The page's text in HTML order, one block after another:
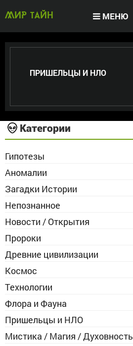
МИР тайн МЕНЮ
ПРИШЕЛЬЦЫ И НЛО
Категории
Гипотезы
Аномалии
Загадки Истории
Непознанное
Новости / Открытия
Пророки
Древние цивилизации
Космос
Технологии
Флора и Фауна
Пришельцы и НЛО
Мистика / Магия / Духовность